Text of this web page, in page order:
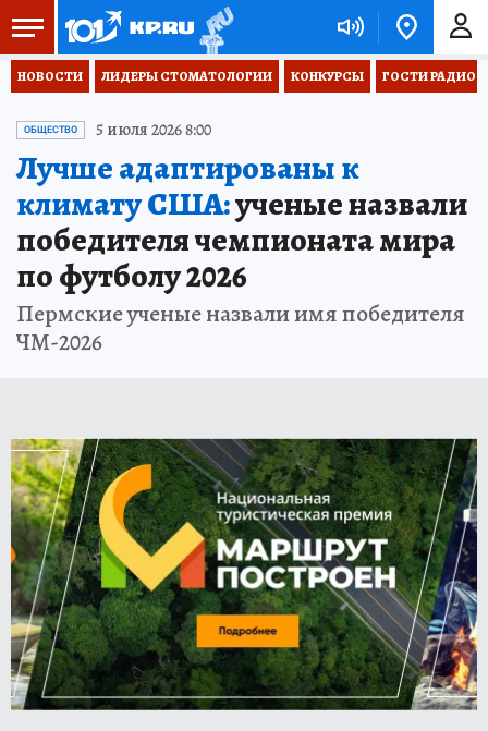
НОВОСТИ ЛИДЕРЫ СТОМАТОЛОГИИ КОНКУРСЫ ГОСТИ РАДИО
ОБЩЕСТВО 5 июля 2026 8:00
Лучше адаптированы к
климату США:ученые назвали
победителя чемпионата мира
по футболу 2026
Пермские ученые назвали имя победителя
ЧМ-2026